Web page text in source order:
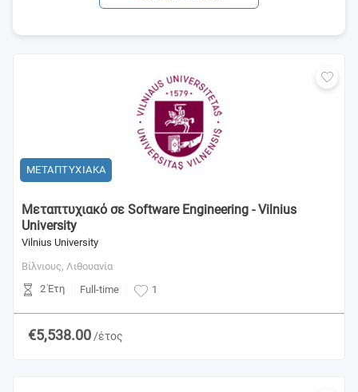
ΜΕΤΑΠΤΥΧΙΑΚΑ
Μεταπτυχιακό σε Software Engineering - Vilnius
University
Vilnius University
Βίλνιους, Λιθουανία
2 Έτη
Full-time 1
€5,538.00 /έτος